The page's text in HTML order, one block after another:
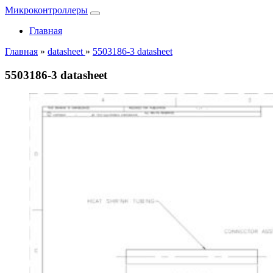
Микроконтроллеры
Главная
Главная » datasheet » 5503186-3 datasheet
5503186-3 datasheet